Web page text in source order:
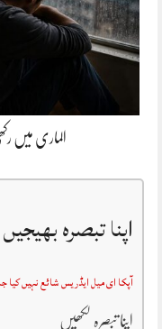
الماری میں
اپنا تبصرہ بھیجیں
آپکا ای میل ایڈریس شائع نہیں کیا
اپنا تبصرہ لکھیں